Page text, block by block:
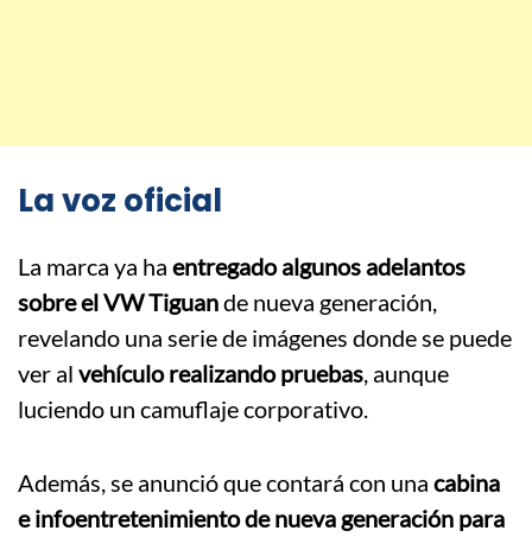
La voz oficial
La marca ya ha entregado algunos adelantos
sobre el VW Tiguande nueva generación,
revelando una serie de imágenes donde se puede
ver al vehículo realizando pruebas , aunque
luciendo un camuflaje corporativo.
Además, se anunció que contará con una cabina
e infoentretenimiento de nueva generación para